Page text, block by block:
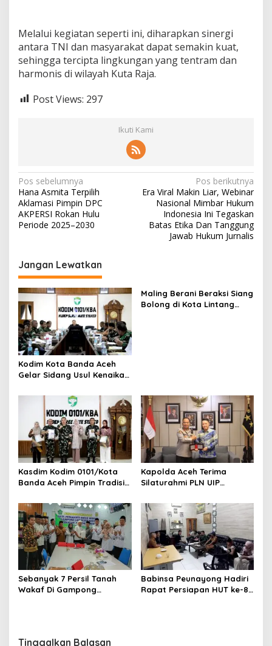
Melalui kegiatan seperti ini, diharapkan sinergi
antara TNI dan masyarakat dapat semakin kuat,
sehingga tercipta lingkungan yang tentram dan
harmonis di wilayah Kuta Raja.
Post Views: 297
Ikuti Kami
N
a
v
a
s
i
p
o
s
Pos sebelumnya
Hana Asmita Terpilih
Aklamasi Pimpin DPC
AKPERSI Rokan Hulu
Periode 2025–2030
Pos berikutnya
Era Viral Makin Liar, Webinar
Nasional Mimbar Hukum
Indonesia Ini Tegaskan
Batas Etika Dan Tanggung
Jawab Hukum Jurnalis
Jangan Lewatkan
Kodim Kota Banda Aceh
Gelar Sidang Usul Kenaikan
Tamtama Periode 1 April
Maling Berani Beraksi Siang
Bolong di Kota Lintang
Kasdim Kodim 0101/Kota
Banda Aceh Pimpin Tradisi
Satuan
Kapolda Aceh Terima
Silaturahmi PLN UIP
Perkuat Sinergi Dukung
Infrastruktur
Ketenagalistrikan
Sebanyak 7 Persil Tanah
Wakaf Di Gampong
Babinsa Peunayong Hadiri
Rapat Persiapan HUT ke-81
Tinggalkan Balasan